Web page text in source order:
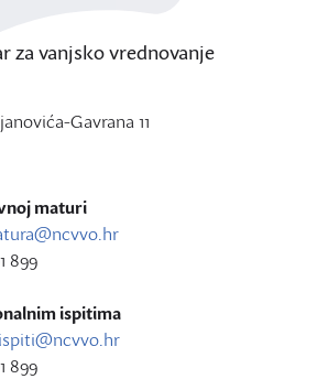
za vanjsko vrednovanje
Gavrana 11
maturi
899
ispitima
899